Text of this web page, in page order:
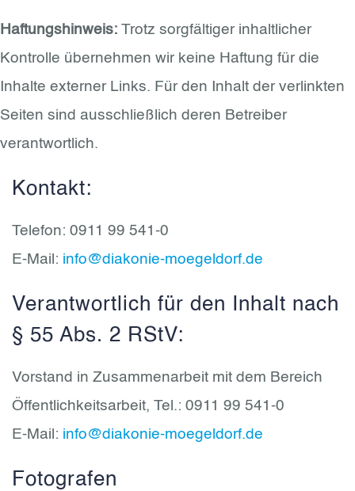
Haftungshinweis: Trotz sorgfältiger inhaltlicher
Kontrolle übernehmen wir keine Haftung für die
Inhalte externer Links. Für den Inhalt der verlinkten
Seiten sind ausschließlich deren Betreiber
verantwortlich.
Kontakt:
Telefon: 0911 99 541-0
E-Mail: info@diakonie-moegeldorf.de
Verantwortlich für den Inhalt nach
§ 55 Abs. 2 RStV:
Vorstand in Zusammenarbeit mit dem Bereich
Öffentlichkeitsarbeit, Tel.: 0911 99 541-0
E-Mail: info@diakonie-moegeldorf.de
Fotografen